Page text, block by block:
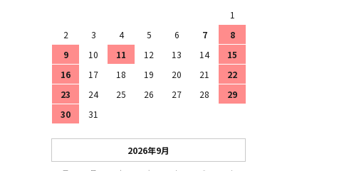
1
2
3 4 5 6 7
8
9
10 11 12 13 14
15
16
17 18 19 20 21
22
23
24 25 26 27 28
29
30
31
2026年9月